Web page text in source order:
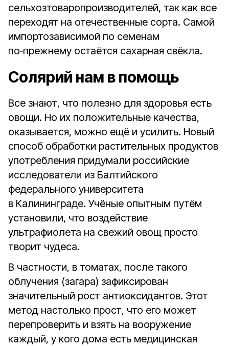
сельхозтоваропроизводителей, так как все
переходят на отечественные сорта. Самой
импортозависимой по семенам
по‑прежнему остаётся сахарная свёкла.
Солярий нам в помощь
Все знают, что полезно для здоровья есть
овощи. Но их положительные качества,
оказывается, можно ещё и усилить. Новый
способ обработки растительных продуктов
употребления придумали российские
исследователи из Балтийского
федерального университета
в Калининграде. Учёные опытным путём
установили, что воздействие
ультрафиолета на свежий овощ просто
творит чудеса.
В частности, в томатах, после такого
облучения (загара) зафиксирован
значительный рост антиоксидантов. Этот
метод настолько прост, что его может
перепроверить и взять на вооружение
каждый, у кого дома есть медицинская